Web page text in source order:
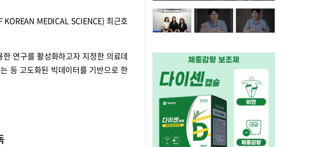
MEDICAL SCIENCE) 최근호
연구를 활성화하고자 지정한 의료데
등 고도화된 빅데이터를 기반으로 한